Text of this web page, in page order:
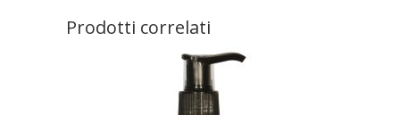
Prodotti correlati